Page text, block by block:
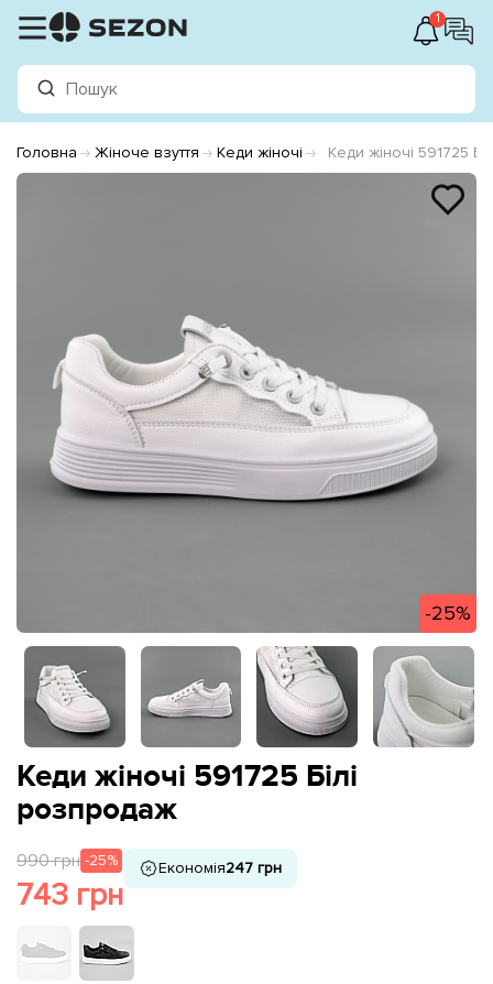
1
Головна Жіноче взуття Кеди жіночі Кеди жіночі 591725
-25%
Кеди жіночі 591725 Білі
розпродаж
990 грн -25%
743 грн
Економія247 грн